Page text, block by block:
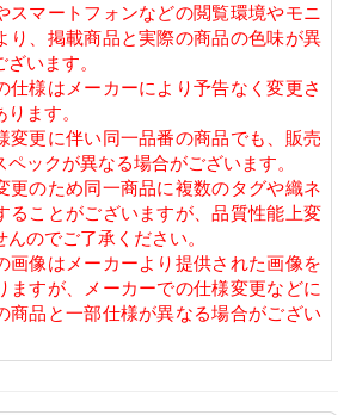
スマートフォンなどの閲覧環境やモニ
り、掲載商品と実際の商品の色味が異
います。
様はメーカーにより予告なく変更さ
ます。
変更に伴い同一品番の商品でも、販売
ペックが異なる場合がございます。
更のため同一商品に複数のタグや織ネ
ることがございますが、品質性能上変
んのでご了承ください。
画像はメーカーより提供された画像を
ますが、メーカーでの仕様変更などに
商品と一部仕様が異なる場合がござい